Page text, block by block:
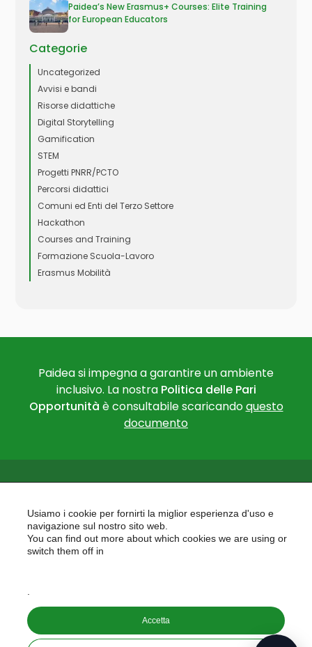
Paidea’s New Erasmus+ Courses: Elite Training
for European Educators
Categorie
Uncategorized
Avvisi e bandi
Risorse didattiche
Digital Storytelling
Gamification
STEM
Progetti PNRR/PCTO
Percorsi didattici
Comuni ed Enti del Terzo Settore
Hackathon
Courses and Training
Formazione Scuola-Lavoro
Erasmus Mobilità
Paidea si impegna a garantire un ambiente
inclusivo. La nostra Politica delle Pari
Opportunità è consultabile scaricandoquesto
documento
PAIDEA
PAIDEA S.A.S. - Capitale sociale 10.000€ i.v.
Usiamo i cookie per fornirti la miglior esperienza d'uso e
navigazione sul nostro sito web.
You can find out more about which cookies we are using or
switch them off in
Accetta